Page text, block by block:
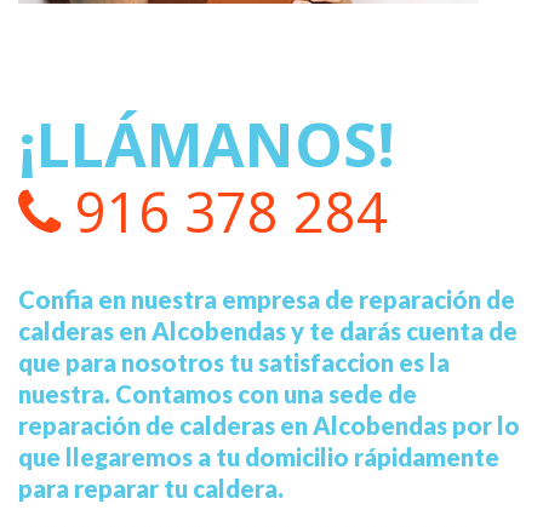
¡LLÁMANOS!
916 378 284
Confia en nuestra empresa de reparación de
calderas en Alcobendas y te darás cuenta de
que para nosotros tu satisfaccion es la
nuestra. Contamos con una sede de
reparación de calderas en Alcobendas por lo
que llegaremos a tu domicilio rápidamente
para reparar tu caldera.